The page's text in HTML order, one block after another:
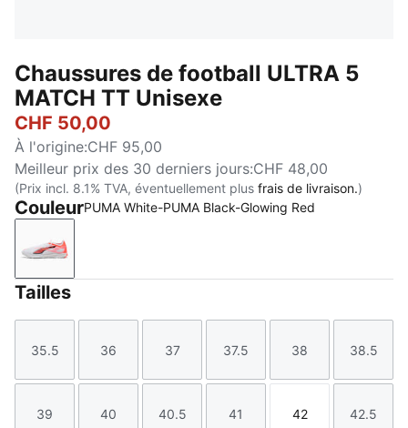
Chaussures de football ULTRA 5
MATCH TT Unisexe
CHF 50,00
À l'origine:CHF 95,00
Meilleur prix des 30 derniers jours:CHF 48,00
(Prix incl. 8.1% TVA, éventuellement plus frais de livraison.)
CouleurPUMA White-PUMA Black-Glowing Red
PUMA White-PUMA Black-Glowing Red
Tailles
Taille
35.5
Taille
36
Taille
37
Taille
37.5
Taille
38
Taille
38.5
Taille
39
Taille
40
Taille
40.5
Taille
41
Taille
42
Taille
42.5